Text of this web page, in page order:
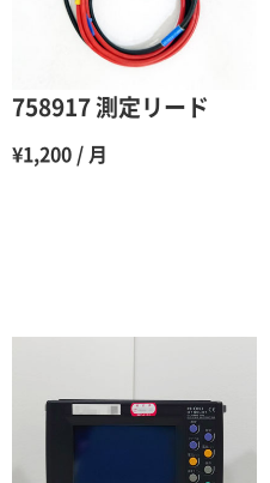
5ヶ月
758917 測定リード
¥1,200 / 月